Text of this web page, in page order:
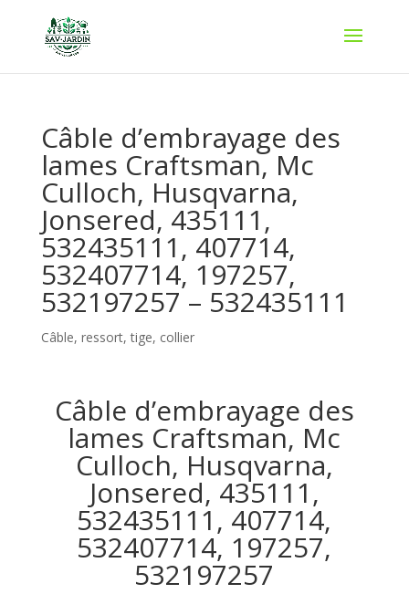
Câble d’embrayage des
lames Craftsman, Mc
Culloch, Husqvarna,
Jonsered, 435111,
532435111, 407714,
532407714, 197257,
532197257 – 532435111
Câble, ressort, tige, collier
Câble d’embrayage des
lames Craftsman, Mc
Culloch, Husqvarna,
Jonsered, 435111,
532435111, 407714,
532407714, 197257,
532197257